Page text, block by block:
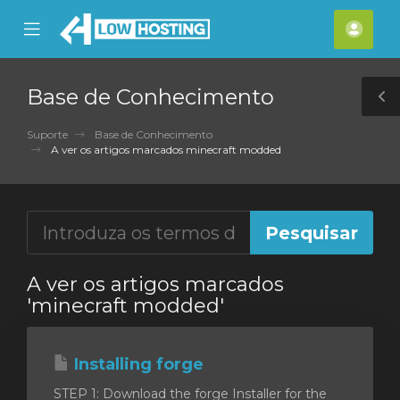
Mobile
Menu
Base de Conhecimento
Suporte
Base de Conhecimento
A ver os artigos marcados minecraft modded
A ver os artigos marcados
'minecraft modded'
Installing forge
STEP 1: Download the forge Installer for the